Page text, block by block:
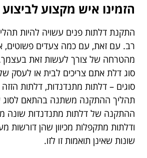
הזמינו איש מקצוע
התקנת דלתות פנים עשויה להיות
רב. עם זאת, עם כמה צעדים פשוטים,
מהטרחה של צורך לעשות זאת
סוג דלת אתם צריכים לבית או לעסק
סוגים – דלתות מתנדנדות, דלתות
תהליך ההתקנה משתנה בהתאם
ההתקנה של דלתות מתנדנדות שונה
ודלתות מתקפלות מכיוון שהן דורשות
שונות שאינן תואמות זו לזו.